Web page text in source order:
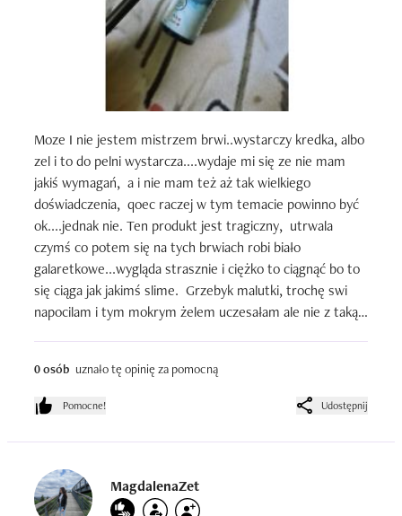
Moze I nie jestem mistrzem brwi..wystarczy kredka, albo
zel i to do pelni wystarcza....wydaje mi się ze nie mam
jakiś wymagań,  a i nie mam też aż tak wielkiego
doświadczenia,  qoec raczej w tym temacie powinno być
ok....jednak nie. Ten produkt jest tragiczny,  utrwala
czymś co potem się na tych brwiach robi biało
galaretkowe...wygląda strasznie i ciężko to ciągnąć bo to
się ciąga jak jakimś slime.  Grzebyk malutki, trochę swi
napocilam i tym mokrym żelem uczesałam ale nie z taką
zel wysychal a ja zapominam o sprawie a tu całkiem
inaczej wygląda sprawa. Moze to nie jest dla brunetki,  ale
to powinno być jakieś ostrzeżenie.  Niestety zawiodłam
się i działaniem, i wyglądem na brwiach... podjęłam
zaskoczeniu po pewnym czasie wyjęłam lekko sucha
szczotkę, ktora juz nic nie zrobiła...nie mam pojęcia czy
0 osób uznało tę opinię za pomocną
Pomocne! Udostępnij
MagdalenaZet